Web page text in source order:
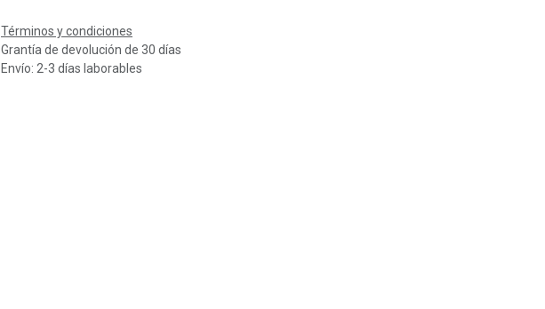
Términos y condiciones
Grantía de devolución de 30 días
Envío: 2-3 días laborables